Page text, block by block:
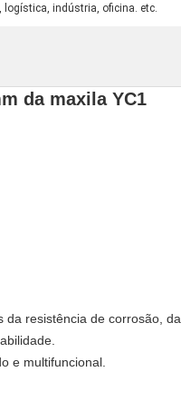
logística, indústria, oficina. etc.
da maxila YC1
da resistência de corrosão, da
e multifuncional.